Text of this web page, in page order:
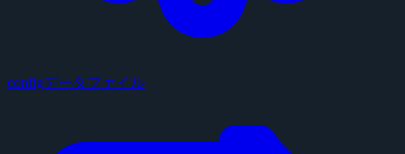
configデータファイル